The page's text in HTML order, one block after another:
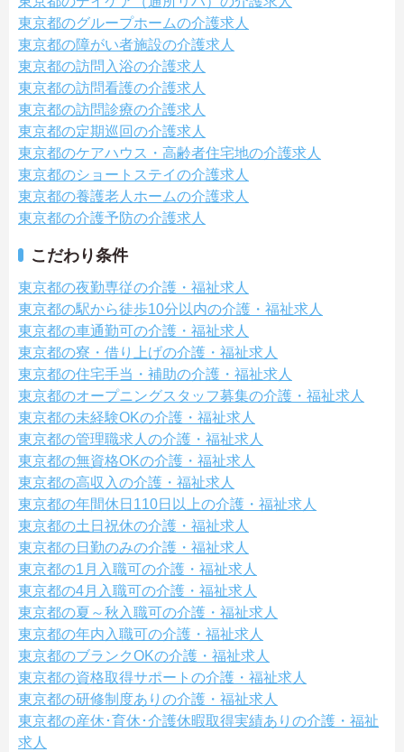
東京都のグループホームの介護求人
東京都の障がい者施設の介護求人
東京都の訪問入浴の介護求人
東京都の訪問看護の介護求人
東京都の訪問診療の介護求人
東京都の定期巡回の介護求人
東京都のケアハウス・高齢者住宅地の介護求人
東京都のショートステイの介護求人
東京都の養護老人ホームの介護求人
東京都の介護予防の介護求人
こだわり条件
東京都の夜勤専従の介護・福祉求人
東京都の駅から徒歩10分以内の介護・福祉求人
東京都の車通勤可の介護・福祉求人
東京都の寮・借り上げの介護・福祉求人
東京都の住宅手当・補助の介護・福祉求人
東京都のオープニングスタッフ募集の介護・福祉求人
東京都の未経験OKの介護・福祉求人
東京都の管理職求人の介護・福祉求人
東京都の無資格OKの介護・福祉求人
東京都の高収入の介護・福祉求人
東京都の年間休日110日以上の介護・福祉求人
東京都の土日祝休の介護・福祉求人
東京都の日勤のみの介護・福祉求人
東京都の1月入職可の介護・福祉求人
東京都の4月入職可の介護・福祉求人
東京都の夏～秋入職可の介護・福祉求人
東京都の年内入職可の介護・福祉求人
東京都のブランクOKの介護・福祉求人
東京都の資格取得サポートの介護・福祉求人
東京都の研修制度ありの介護・福祉求人
東京都の産休･育休･介護休暇取得実績ありの介護・福祉
求人